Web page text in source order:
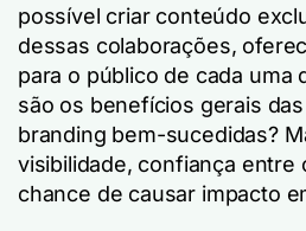
possível criar conteúdo
dessas colaborações,
para o público de cada uma
são os benefícios gerais
branding bem-sucedidas?
visibilidade, confiança entre
chance de causar impacto